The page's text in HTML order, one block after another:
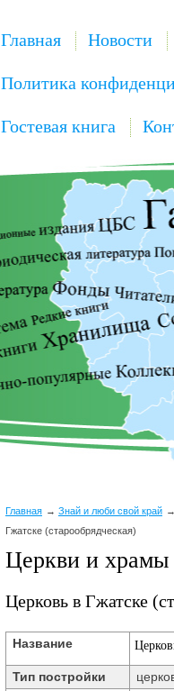
Главная Новости
Политика
Гостевая книга
Главная
Знай и люби свой край
Гжатске (старообрядческая)
Церкви и храмы
Церковь в Гжатске
Название
Тип постройки